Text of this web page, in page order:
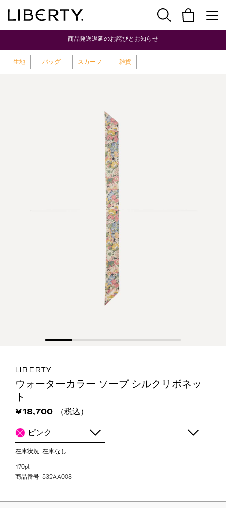
商品発送遅延のお詫びとお知らせ
生地 バッグ スカーフ 雑貨
LIBERTY
ウォーターカラー ソープ シルクリボネッ
ト
¥18,700
（税込）
ピンク
在庫状況: 在庫なし
170pt
商品番号: 532AA003